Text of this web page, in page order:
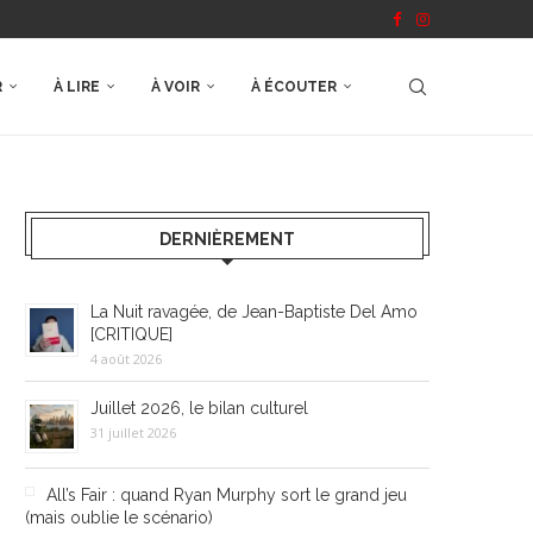
À LIRE À VOIR À ÉCOUTER
DERNIÈREMENT
La Nuit ravagée, de Jean-Baptiste Del Amo
[CRITIQUE]
4 août 2026
Juillet 2026, le bilan culturel
31 juillet 2026
All’s Fair : quand Ryan Murphy sort le grand jeu
(mais oublie le scénario)